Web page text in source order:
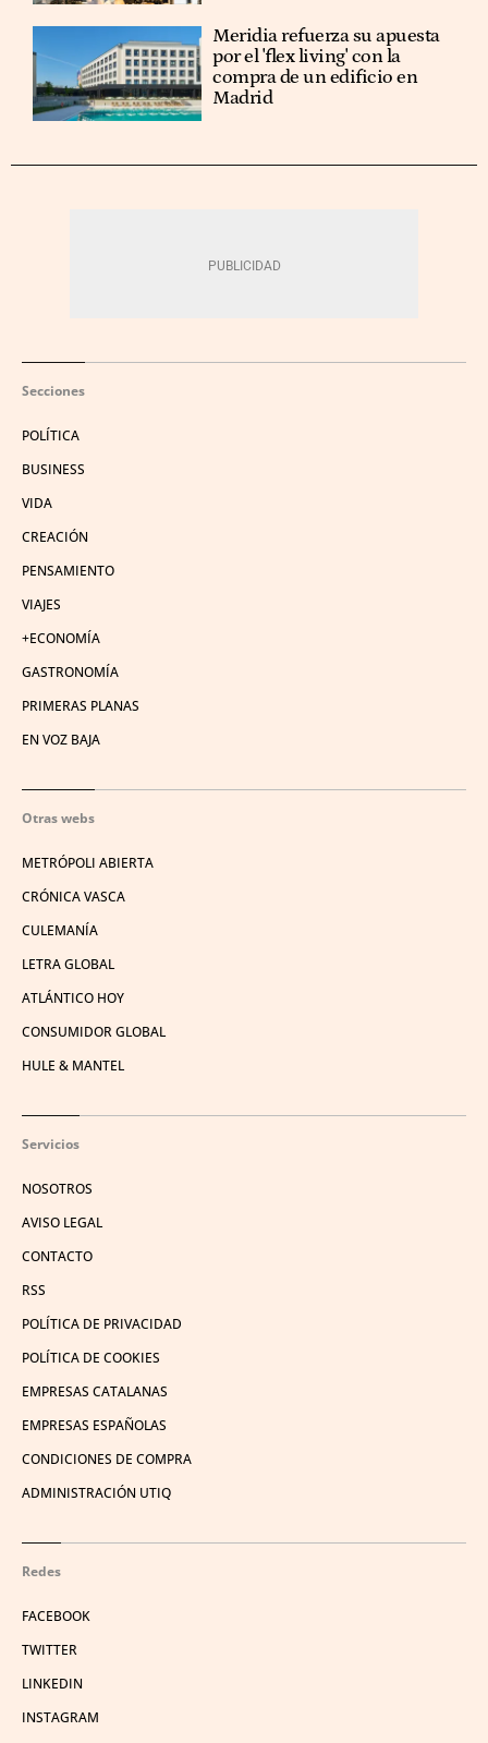
Meridia refuerza su apuesta
por el 'flex living' con la
compra de un edificio en
Madrid
Secciones
POLÍTICA
BUSINESS
VIDA
CREACIÓN
PENSAMIENTO
VIAJES
+ECONOMÍA
GASTRONOMÍA
PRIMERAS PLANAS
EN VOZ BAJA
Otras webs
METRÓPOLI ABIERTA
CRÓNICA VASCA
CULEMANÍA
LETRA GLOBAL
ATLÁNTICO HOY
CONSUMIDOR GLOBAL
HULE & MANTEL
Servicios
NOSOTROS
AVISO LEGAL
CONTACTO
RSS
POLÍTICA DE PRIVACIDAD
POLÍTICA DE COOKIES
EMPRESAS CATALANAS
EMPRESAS ESPAÑOLAS
CONDICIONES DE COMPRA
ADMINISTRACIÓN UTIQ
Redes
FACEBOOK
TWITTER
LINKEDIN
INSTAGRAM